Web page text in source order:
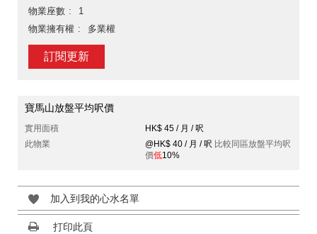
物業座數
1
物業擁有權
多業權
訂閱更新
寶馬山放盤平均呎價
實用面積
HK$ 45 / 月 / 呎
此物業
@HK$ 40 / 月 / 呎 比較同區放盤平均呎
價低10%
加入到我的心水名單
打印此頁